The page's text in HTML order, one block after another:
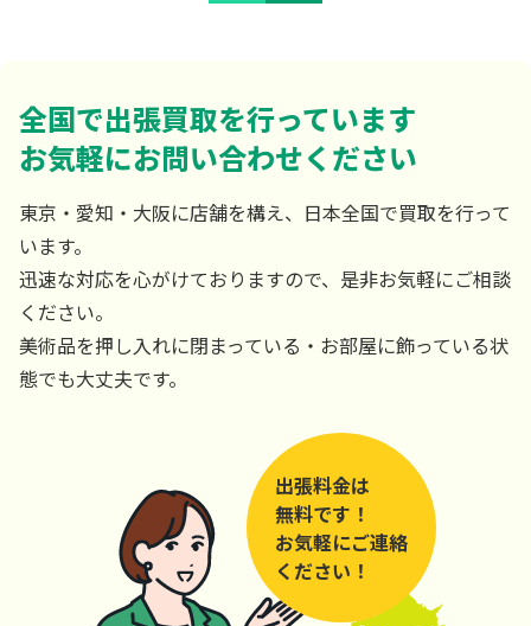
全国で出張買取を行っています
お気軽にお問い合わせください
東京・愛知・大阪に店舗を構え、日本全国で買取を行って
います。
迅速な対応を心がけておりますので、是非お気軽にご相談
ください。
美術品を押し入れに閉まっている・お部屋に飾っている状
態でも大丈夫です。
出張料金は
無料です！
お気軽にご連絡
ください！